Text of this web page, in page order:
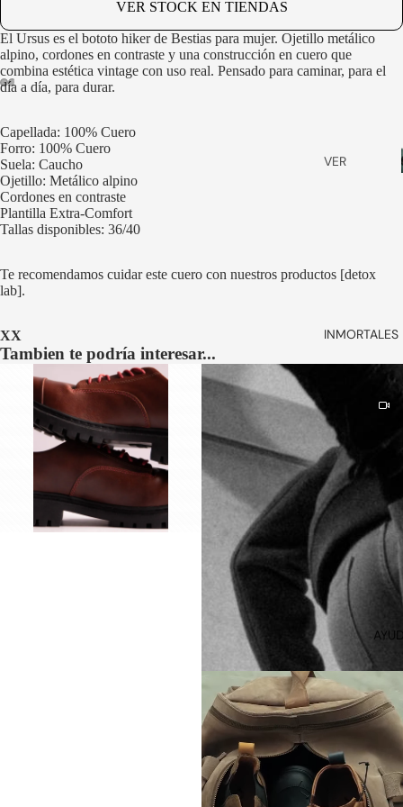
SMART
DRESS
BABUCHA
TODOS
VER
ANTEOJO
BOLSOS
CINTURO
NES
HOMBRE
CINTURO
MUJER
HOME
COLLECTI
ON
PRODUCT
OS DE
LIMPIEZA
PINS
STRAPS
DE
CUERO
SOMBRER
A
PANTALLA
COMPLETA
A
PANTALLA
COMPLETA
A
PANTALLA
COMPLETA
A
PANTALLA
COMPLETA
VER STOCK EN TIENDAS
El Ursus es el bototo hiker de Bestias para mujer. Ojetillo metálico
alpino, cordones en contraste y una construcción en cuero que
combina estética vintage con uso real. Pensado para caminar, para el
día a día, para durar.
Capellada: 100% Cuero
Forro: 100% Cuero
Suela: Caucho
Ojetillo: Metálico alpino
Cordones en contraste
Plantilla Extra-Comfort
Tallas disponibles: 36/40
Te recomendamos cuidar este cuero con nuestros productos [detox
lab].
XX
Tambien te podría interesar...